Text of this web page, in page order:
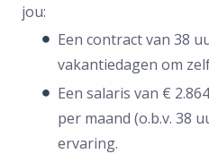
jou:
Een contract van 38
vakantiedagen om
Een salaris van €
per maand (o.b.v. 38
ervaring.